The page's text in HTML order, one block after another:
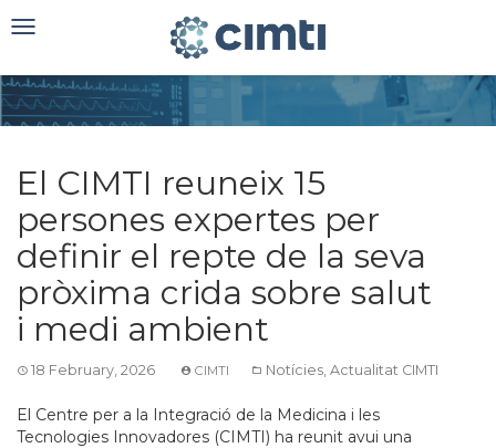
Toggle
El CIMTI reuneix 15
persones expertes per
definir el repte de la seva
pròxima crida sobre salut
i medi ambient
18 February, 2026 CIMTI Notícies, Actualitat CIMTI
El Centre per a la Integració de la Medicina i les
Tecnologies Innovadores (CIMTI) ha reunit avui una